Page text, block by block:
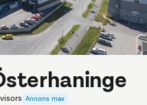
Annons max